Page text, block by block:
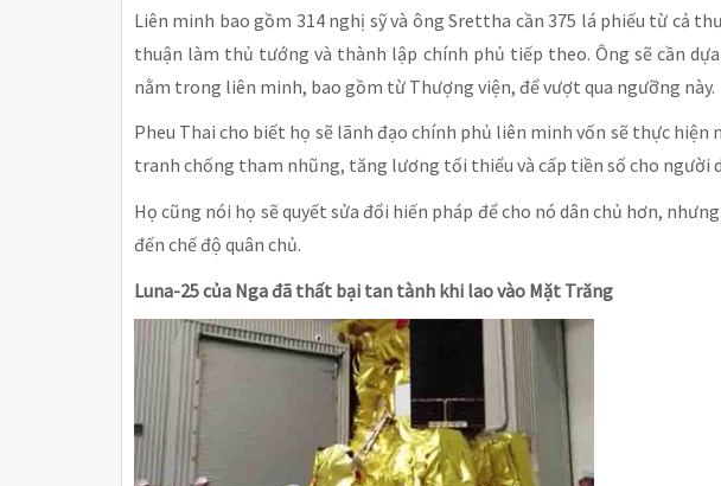
Liên minh bao gồm 314 nghị sỹ và ông Srettha cần 375 lá phiếu từ cả
thuận làm thủ tướng và thành lập chính phủ tiếp theo. Ông sẽ cần
nằm trong liên minh, bao gồm từ Thượng viện, để vượt qua ngưỡng này.
Pheu Thai cho biết họ sẽ lãnh đạo chính phủ liên minh vốn sẽ thực hiện
tranh chống tham nhũng, tăng lương tối thiểu và cấp tiền số cho người
Họ cũng nói họ sẽ quyết sửa đổi hiến pháp để cho nó dân chủ hơn,
đến chế độ quân chủ.
Luna-25 của Nga đã thất bại tan tành khi lao vào Mặt Trăng